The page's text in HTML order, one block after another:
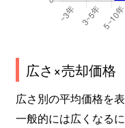
広さ×売却価格
広さ別の平均価格を
一般的には広くなる